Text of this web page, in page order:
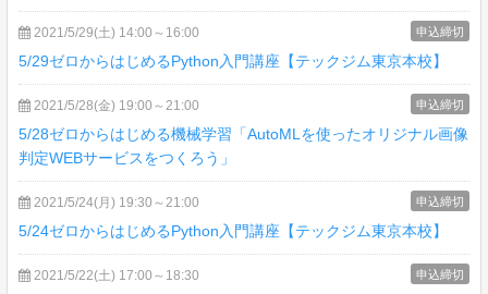
2021/5/29(土) 14:00～16:00
5/29ゼロからはじめるPython入門講座【テックジム東京本校】
申込締切
2021/5/28(金) 19:00～21:00
5/28ゼロからはじめる機械学習「AutoMLを使ったオリジナル画像
判定WEBサービスをつくろう」
申込締切
2021/5/24(月) 19:30～21:00
5/24ゼロからはじめるPython入門講座【テックジム東京本校】
申込締切
2021/5/22(土) 17:00～18:30 申込締切